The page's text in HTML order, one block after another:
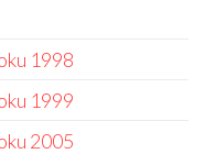
1998
1999
2005